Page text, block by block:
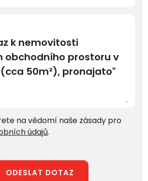
na vědomí naše zásady pro
údajů.
ODESLAT DOTAZ